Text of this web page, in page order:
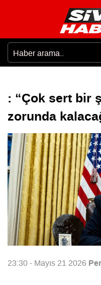
: “Çok sert bir
zorunda
23:30 - Mayıs 21 2026